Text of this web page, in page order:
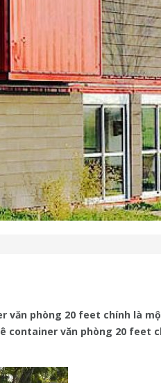
văn phòng 20 feet chính là
container văn phòng 20 feet